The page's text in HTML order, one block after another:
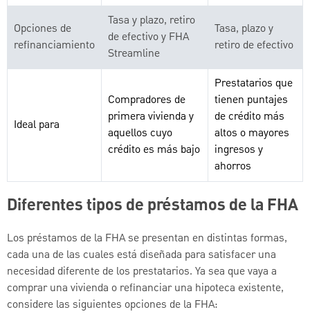
Opciones de
refinanciamiento
Tasa y plazo, retiro
de efectivo y FHA
Streamline
Tasa, plazo y
retiro de efectivo
Ideal para
Compradores de
primera vivienda y
aquellos cuyo
crédito es más bajo
Prestatarios que
tienen puntajes
de crédito más
altos o mayores
ingresos y
ahorros
Diferentes tipos de préstamos de la FHA
Los préstamos de la FHA se presentan en distintas formas,
cada una de las cuales está diseñada para satisfacer una
necesidad diferente de los prestatarios. Ya sea que vaya a
comprar una vivienda o refinanciar una hipoteca existente,
considere las siguientes opciones de la FHA: